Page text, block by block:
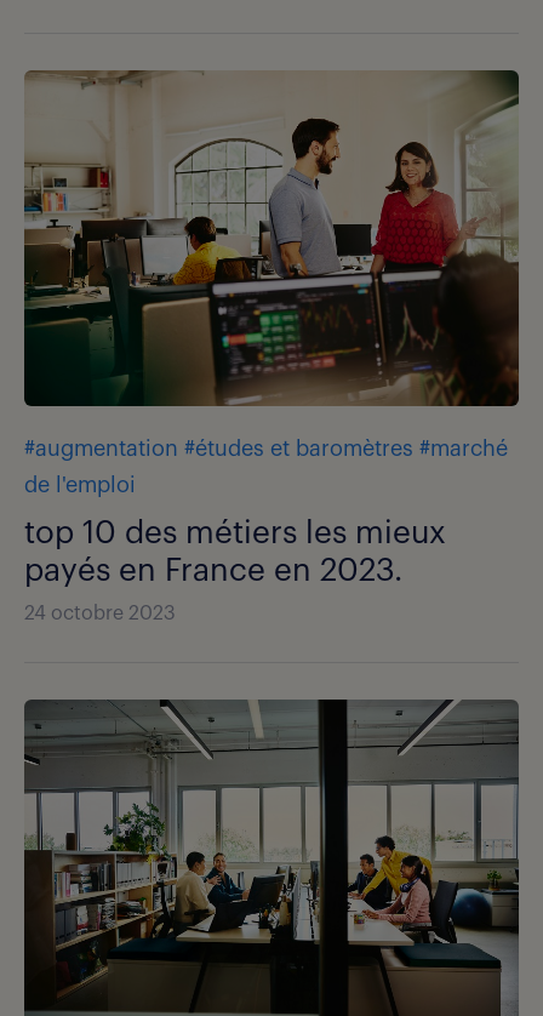
#augmentation #études et baromètres #marché
de l'emploi
top 10 des métiers les mieux
payés en France en 2023.
24 octobre 2023